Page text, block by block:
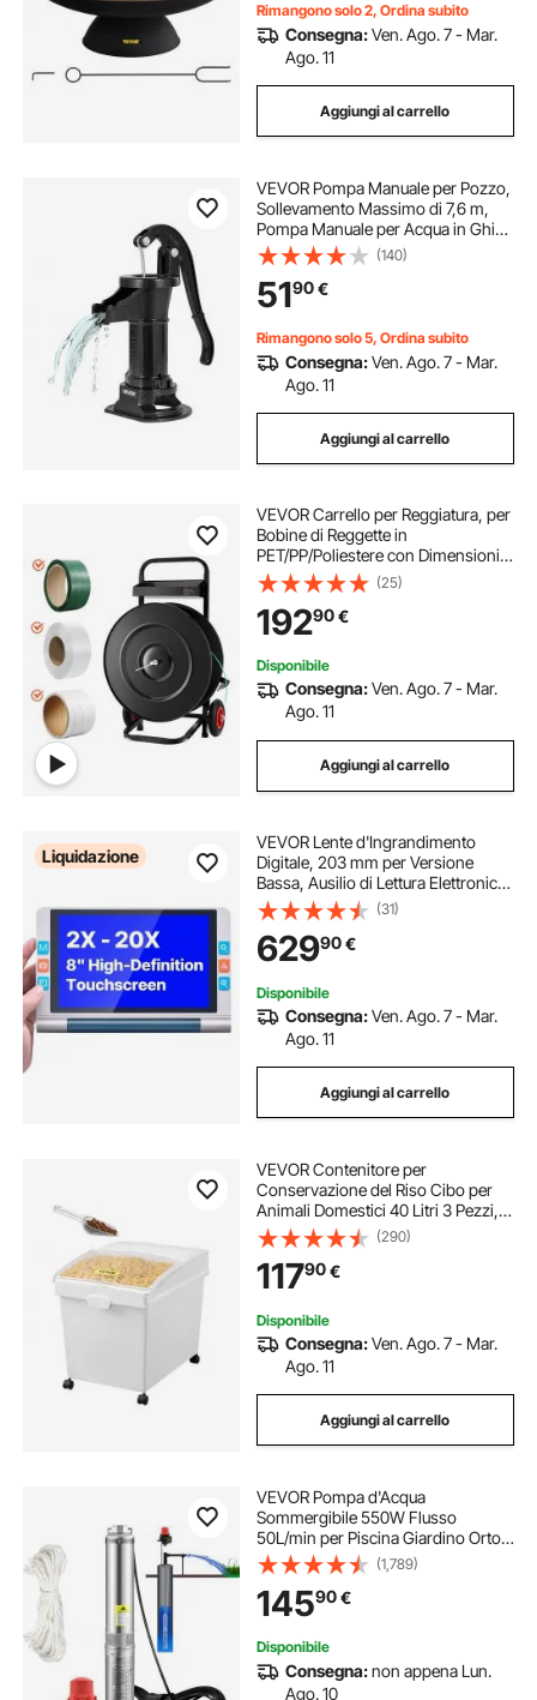
Rimangono solo 2, Ordina subito
Consegna:Ven. Ago. 7 - Mar.
Ago. 11
Aggiungi al carrello
VEVOR Pompa Manuale per Pozzo,
Sollevamento Massimo di 7,6 m,
Pompa Manuale per Acqua in Ghisa
Antica, Attacco NPT, Facile
Installazione, Vecchio Stile per
Giardino Esterno, Stagno, Nero
(140)
5190€
Rimangono solo 5, Ordina subito
Consegna:Ven. Ago. 7 - Mar.
Ago. 11
Aggiungi al carrello
VEVOR Carrello per Reggiatura, per
Bobine di Reggette in
PET/PP/Poliestere con Dimensioni
del Nucleo di 20,3/40,6 cm,
Distributore di Reggette Dotato di
Sistema Frenante Aggiornato
Vassoio Integrato
(25)
19290€
Disponibile
Consegna:Ven. Ago. 7 - Mar.
Ago. 11
Aggiungi al carrello
Liquidazione
VEVOR Lente d'Ingrandimento
Digitale, 203 mm per Versione
Bassa, Ausilio di Lettura Elettronico
2X a 20X con Obiettivo HD con
Messa a Fuoco Automatica da 13
MP, 26 Modalità Colore, Uscita
HDMI
(31)
62990€
Disponibile
Consegna:Ven. Ago. 7 - Mar.
Ago. 11
Aggiungi al carrello
VEVOR Contenitore per
Conservazione del Riso Cibo per
Animali Domestici 40 Litri 3 Pezzi,
Contenitore per Ingredienti da
Cucina Cereali Farina Contenitori
per Alimenti con Ruote Coperchio
Ermetico
(290)
11790€
Disponibile
Consegna:Ven. Ago. 7 - Mar.
Ago. 11
Aggiungi al carrello
VEVOR Pompa d'Acqua
Sommergibile 550W Flusso
50L/min per Piscina Giardino Orto
in Acciaio Inox, Pompa Sommersa
per Pozzi Profondi 230V
Prevalenza Max. 89m, Pompa
Pozzo con Interruttore di Pressione
(1,789)
14590€
Disponibile
Consegna:non appena Lun.
Ago. 10